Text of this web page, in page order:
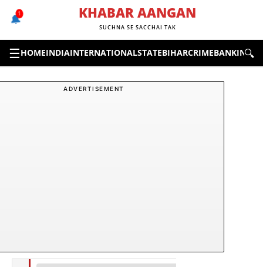
Skip
🔔
1 KHABAR AANGAN
SUCHNA SE SACCHAI TAK
☰HOMEINDIAINTERNATIONALSTATEBIHARCRIMEBANKING &
🔍
ADVERTISEMENT